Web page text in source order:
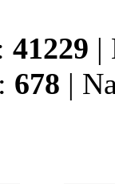
41229 |
678 |